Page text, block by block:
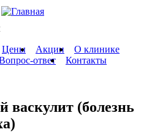
Цены Акции
О клинике
ответ
Контакты
васкулит (болезнь